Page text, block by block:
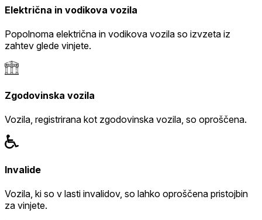
Električna in vodikova vozila
Popolnoma električna in vodikova vozila so izvzeta iz
zahtev glede vinjete.
Zgodovinska vozila
Vozila, registrirana kot zgodovinska vozila, so oproščena.
Invalide
Vozila, ki so v lasti invalidov, so lahko oproščena pristojbin
za vinjete.